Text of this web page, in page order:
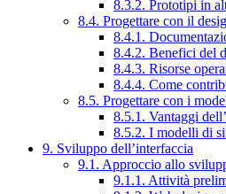
8.3.2. Prototipi in
8.4. Progettare con il
8.4.1.
8.4.2. Benefici del
8.4.3. Risorse
8.4.4. Come
8.5. Progettare con i
8.5.1. Vantaggi
8.5.2. I modelli di
9. Sviluppo dell’interfaccia
9.1. Approccio allo
9.1.1. Attività